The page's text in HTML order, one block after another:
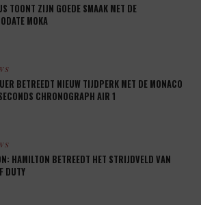
TOONT ZIJN GOEDE SMAAK MET DE
MOKA
BETREEDT NIEUW TIJDPERK MET DE MONACO
CHRONOGRAPH AIR 1
HAMILTON BETREEDT HET STRIJDVELD VAN
DUTY